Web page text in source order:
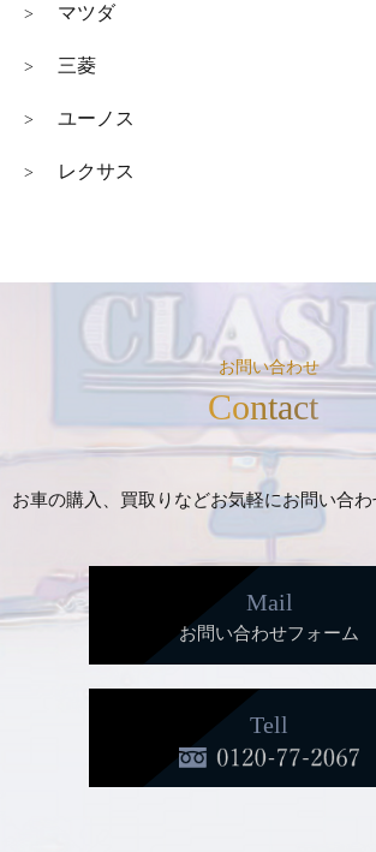
> マツダ
> 三菱
> ユーノス
> レクサス
お問い合わせ
Contact
お車の購入、買取りなどお気軽にお問い合わ
Mail
お問い合わせフォーム
Tell